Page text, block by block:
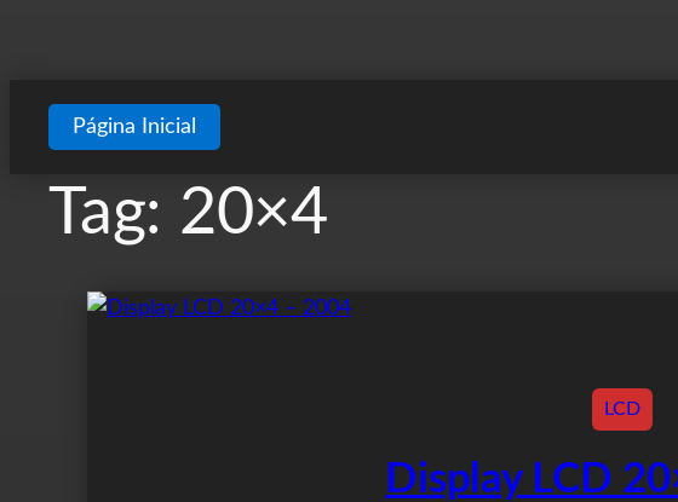
Página Inicial
Tag: 20×4
LCD
Display LCD